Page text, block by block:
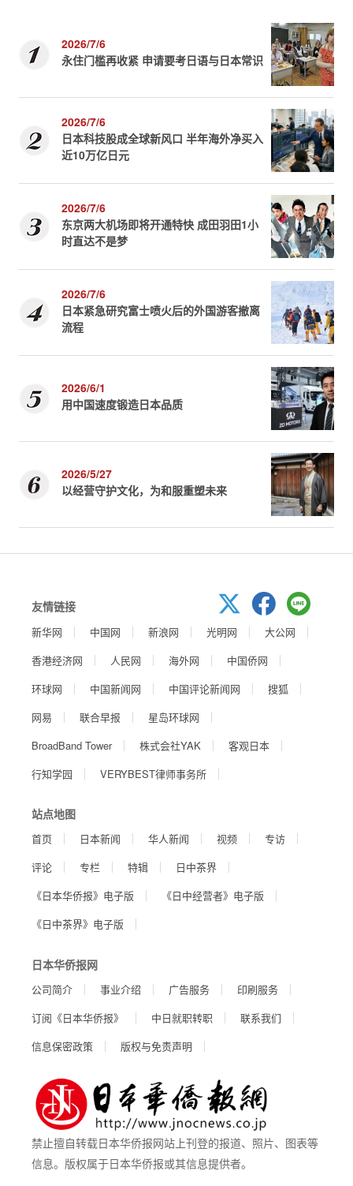
2026/7/6
永住门槛再收紧 申请要考日语与日本常识
2026/7/6
日本科技股成全球新风口 半年海外净买入
近10万亿日元
2026/7/6
东京两大机场即将开通特快 成田羽田1小
时直达不是梦
2026/7/6
日本紧急研究富士喷火后的外国游客撤离
流程
2026/6/1
用中国速度锻造日本品质
2026/5/27
以经营守护文化，为和服重塑未来
友情链接
新华网 中国网 新浪网 光明网
大公网
香港经济网
人民网 海外网
中国侨网
环球网
中国新闻网 中国评论新闻网
搜狐
网易
联合早报
星岛环球网
BroadBand Tower
株式会社YAK
客观日本
行知学园
VERYBEST律师事务所
站点地图
首页 日本新闻 华人新闻 视频
专访
评论
专栏 特辑
日中茶界
《日本华侨报》电子版
《日中经营者》电子版
《日中茶界》电子版
日本华侨报网
公司简介 事业介绍 广告服务
印刷服务
订阅《日本华侨报》
中日就职转职
联系我们
信息保密政策
版权与免责声明
禁止擅自转载日本华侨报网站上刊登的报道、照片、图表等
信息。版权属于日本华侨报或其信息提供者。